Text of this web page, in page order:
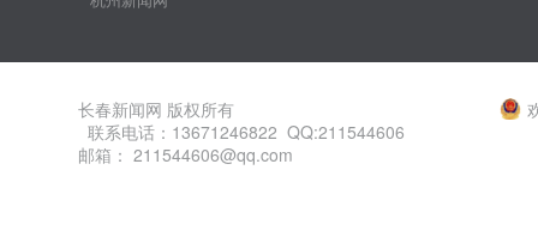
长春新闻网 版权所有
联系电话：13671246822 QQ:211544606
邮箱： 211544606@qq.com